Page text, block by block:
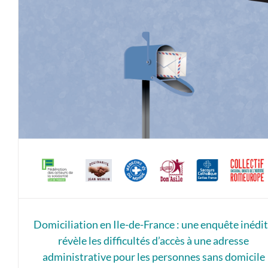
Domiciliation en Ile-de-France : une enquête
révèle les difficultés d’accès à une adresse
administrative pour les personnes sans domicile